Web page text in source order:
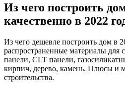
Из чего построить
качественно в 2022
Из чего дешевле построить дом в
распространенные материалы для
панели, CLT панели,
кирпич, дерево, камень. Плюсы и
строительства.